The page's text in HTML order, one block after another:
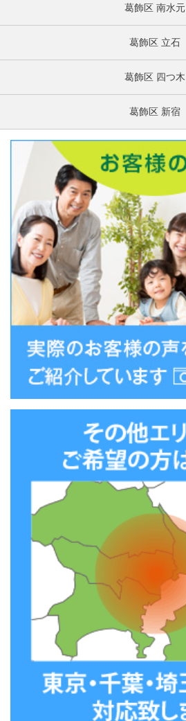
葛飾区 南水元
葛飾区 立石
葛飾区 四つ木
葛飾区 新宿